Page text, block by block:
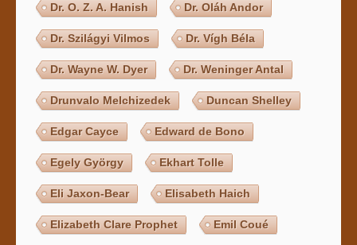
Dr. O. Z. A. Hanish Dr. Oláh Andor
Dr. Szilágyi Vilmos Dr. Vígh Béla
Dr. Wayne W. Dyer Dr. Weninger Antal
Drunvalo Melchizedek Duncan Shelley
Edgar Cayce Edward de Bono
Egely György Ekhart Tolle
Eli Jaxon-Bear Elisabeth Haich
Elizabeth Clare Prophet Emil Coué